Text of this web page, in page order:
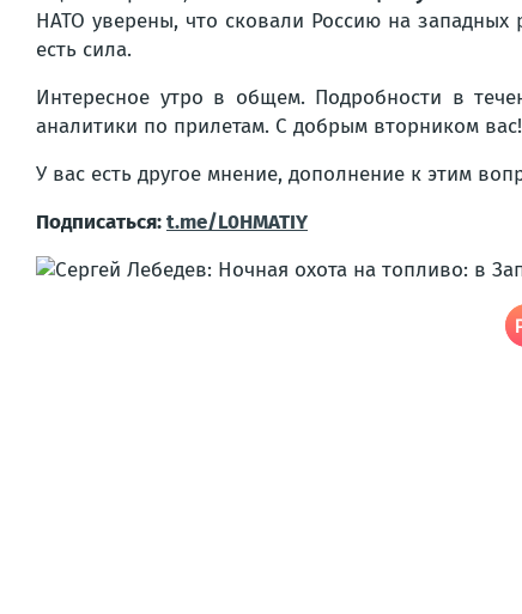
НАТО уверены, что сковали Россию на
есть сила.
Интересное утро в общем. Подробности в
аналитики по прилетам. С добрым вторником вас!
У вас есть другое мнение, дополнение к этим
Подписаться:t.me/L0HMATIY